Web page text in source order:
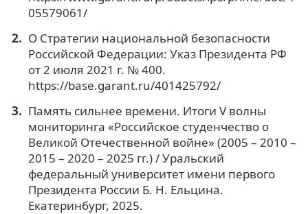
05579061/
О Стратегии национальной безопасности
Российской Федерации: Указ Президента РФ
от 2 июля 2021 г. № 400.
https://base.garant.ru/401425792/
Память сильнее времени. Итоги V волны
мониторинга «Российское студенчество о
Великой Отечественной войне» (2005 – 2010 –
2015 – 2020 – 2025 гг.) / Уральский
федеральный университет имени первого
Президента России Б. Н. Ельцина.
Екатеринбург, 2025.